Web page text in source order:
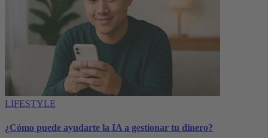
LIFESTYLE
¿Cómo puede ayudarte la IA a gestionar tu dinero?